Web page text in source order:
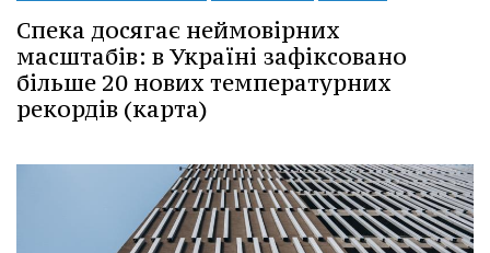
Спека досягає неймовірних
масштабів: в Україні зафіксовано
більше 20 нових температурних
рекордів (карта)